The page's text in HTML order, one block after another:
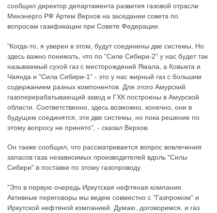
сообщил директор департамента развития газовой отрасли
Минэнерго РФ Артем Верхов на заседании совета по
вопросам газификации при Совете Федерации.
"Когда-то, я уверен в этом, будут соединены две системы. Но
здесь важно понимать, что по "Силе Сибири-2" у нас будет так
называемый сухой газ с месторождений Ямала, а Ковыкта и
Чаянда и "Сила Сибири-1" - это у нас жирный газ с большим
содержанием разных компонентов. Для этого Амурский
газоперерабатывающий завод и ГХК построены в Амурской
области. Соответственно, здесь возможно, конечно, они в
будущем соединятся, эти две системы, но пока решение по
этому вопросу не принято", - сказал Верхов.
Он также сообщил, что рассматривается вопрос вовлечения
запасов газа независимых производителей вдоль "Силы
Сибири" в поставки по этому газопроводу.
"Это в первую очередь Иркутская нефтяная компания.
Активные переговоры мы ведем совместно с "Газпромом" и
Иркутской нефтяной компанией. Думаю, договоримся, и газ